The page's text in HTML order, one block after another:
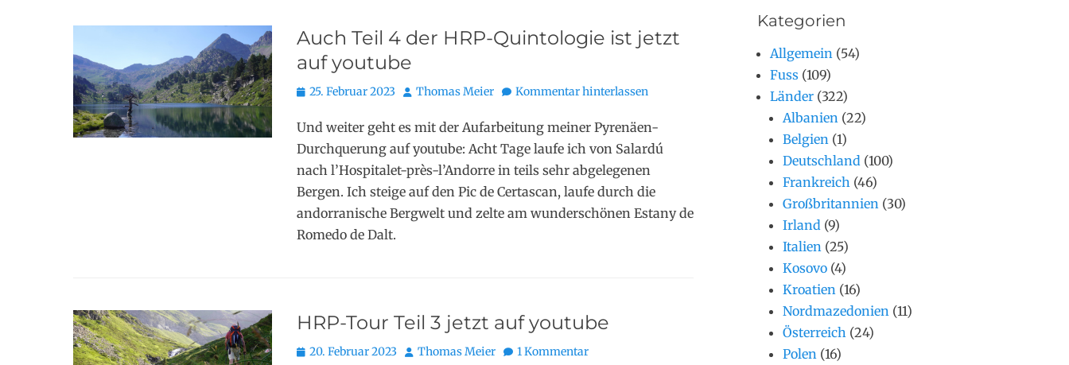
Auch Teil 4 der HRP-Quintologie ist jetzt
auf youtube
Posted
25. Februar 2023 Autor
Thomas Meier Kommentar hinterlassen
Und weiter geht es mit der Aufarbeitung meiner Pyrenäen-
Durchquerung auf youtube: Acht Tage laufe ich von Salardú
nach l’Hospitalet-près-l’Andorre in teils sehr abgelegenen
Bergen. Ich steige auf den Pic de Certascan, laufe durch die
andorranische Bergwelt und zelte am wunderschönen Estany de
Romedo de Dalt.
HRP-Tour Teil 3 jetzt auf youtube
Posted
20. Februar 2023 Autor
Thomas Meier 1 Kommentar
Kategorien
Allgemein (54)
Fuss (109)
Länder (322)
Albanien (22)
Belgien (1)
Deutschland (100)
Frankreich (46)
Großbritannien (30)
Irland (9)
Italien (25)
Kosovo (4)
Kroatien (16)
Nordmazedonien (11)
Österreich (24)
Polen (16)